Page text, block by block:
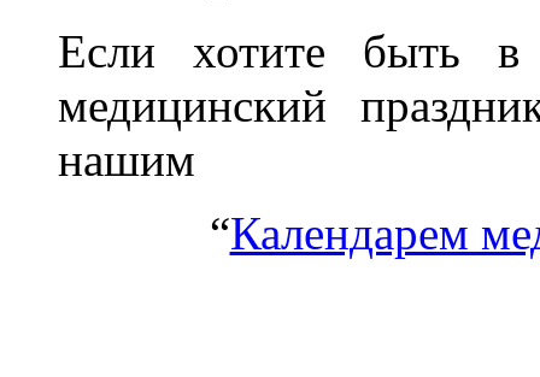
Если хотите быть в
медицинский
нашим
“Календарем